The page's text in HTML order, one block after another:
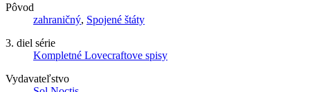
Pôvod
zahraničný, Spojené štáty
3. diel série
Kompletné Lovecraftove spisy
Vydavateľstvo